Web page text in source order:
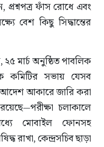
ফাঁস রোধে এবং
বেশ কিছু সিদ্ধান্তের
২৫ মার্চ অনুষ্ঠিত পাবলিক
কমিটির সভায় যেসব
আকারে জারি করা
চলাকালে
মোবাইল ফোনসহ
রাখা, কেন্দ্রসচিব ছাড়া